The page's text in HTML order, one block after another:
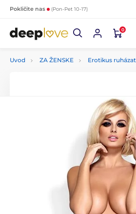
Pokličite nas (Pon-Pet 10-17)
0
Uvod ZA ŽENSKE Erotikus ruházat